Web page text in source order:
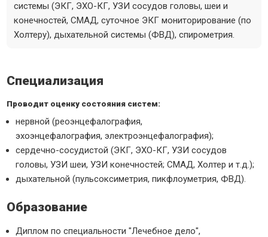
системы (ЭКГ, ЭХО-КГ, УЗИ сосудов головы, шеи и
конечностей, СМАД, суточное ЭКГ мониторирование (по
Холтеру), дыхательной системы (ФВД), спирометрия.
Специализация
Проводит оценку состояния систем:
нервной (реоэнцефалография,
эхоэнцефалография, электроэнцефалография);
сердечно-сосудистой (ЭКГ, ЭХО-КГ, УЗИ сосудов
головы, УЗИ шеи, УЗИ конечностей; СМАД, Холтер и т.д.);
дыхательной (пульсоксиметрия, пикфлоуметрия, ФВД).
Образование
Диплом по специальности "Лечебное дело",